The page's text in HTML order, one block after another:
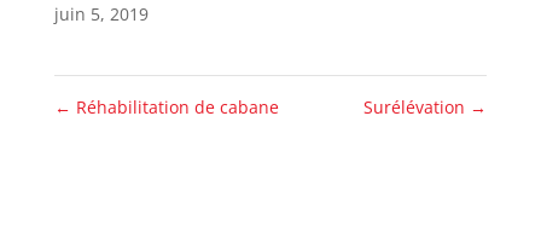
juin 5, 2019
← Réhabilitation de cabane Surélévation →